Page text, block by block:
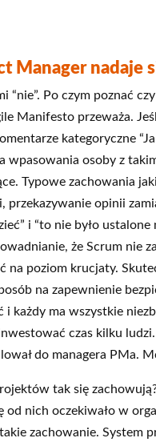
Manager nadaje
“nie”. Po czym poznać
Manifesto przeważa.
kategoryczne
wpasowania osoby z
Typowe zachowania
przekazywanie opinii
i “to nie było
że Scrum nie
na poziom krucjaty.
na zapewnienie
i każdy ma wszystkie
czas kilku
do managera PMa.
tak się
od nich oczekiwało w
zachowanie. System